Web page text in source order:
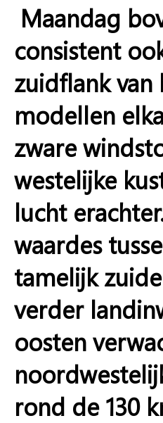
Maandag
consistent
zuidflank
modellen
zware
westelijke
lucht
waardes
tamelijk
verder
oosten
rond de 130